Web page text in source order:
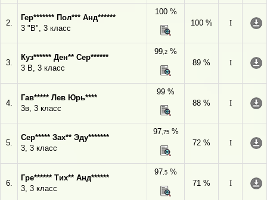
2.
Гер******* Пол*** Анд******
3 "В", 3 класс
100 %
100 %
I
3.
Куз****** Ден** Сер******
3 В, 3 класс
99,2 %
89 %
I
4.
Гав***** Лев Юрь****
3в, 3 класс
99 %
88 %
I
5.
Сер***** Зах** Эду*******
3, 3 класс
97,75%
72 %
I
6.
Гре****** Тих** Анд******
3, 3 класс
97,5 %
71 %
I